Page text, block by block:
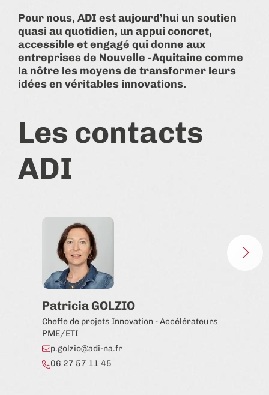
Pour nous, ADI est aujourd’hui un soutien
quasi au quotidien, un appui concret,
accessible et engagé qui donne aux
entreprises de Nouvelle -Aquitaine comme
la nôtre les moyens de transformer leurs
idées en véritables innovations.
Les contacts
ADI
Patricia GOLZIO
Cheffe de projets Innovation - Accélérateurs
PME/ETI
p.golzio@adi-na.fr
06 27 57 11 45